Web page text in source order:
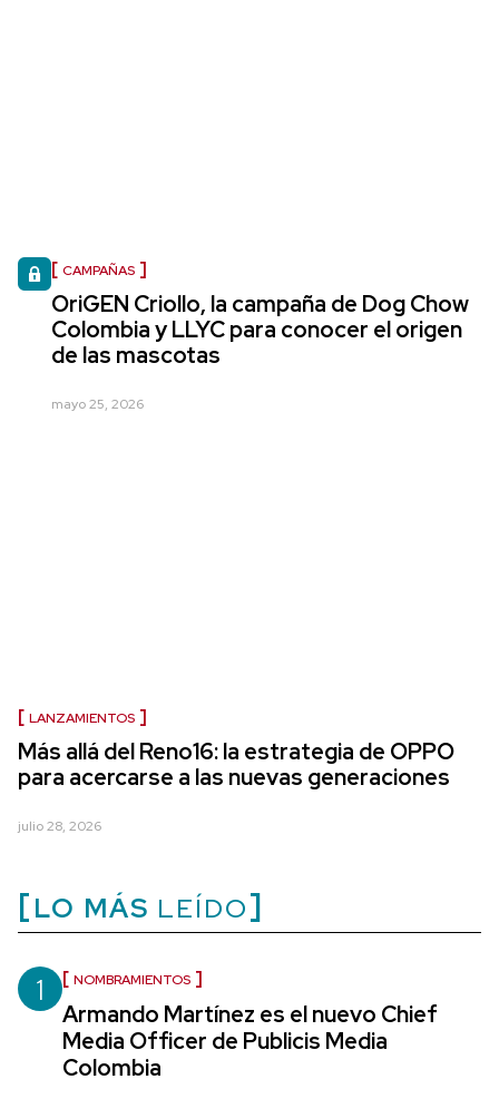
CAMPAÑAS
OriGEN Criollo, la campaña de Dog Chow
Colombia y LLYC para conocer el origen
de las mascotas
mayo 25, 2026
LANZAMIENTOS
Más allá del Reno16: la estrategia de OPPO
para acercarse a las nuevas generaciones
julio 28, 2026
LO MÁS LEÍDO
1 NOMBRAMIENTOS
Armando Martínez es el nuevo Chief
Media Officer de Publicis Media
Colombia